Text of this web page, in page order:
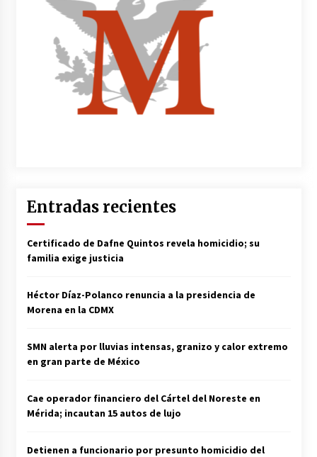
Entradas recientes
Certificado de Dafne Quintos revela homicidio; su
familia exige justicia
Héctor Díaz-Polanco renuncia a la presidencia de
Morena en la CDMX
SMN alerta por lluvias intensas, granizo y calor extremo
en gran parte de México
Cae operador financiero del Cártel del Noreste en
Mérida; incautan 15 autos de lujo
Detienen a funcionario por presunto homicidio del